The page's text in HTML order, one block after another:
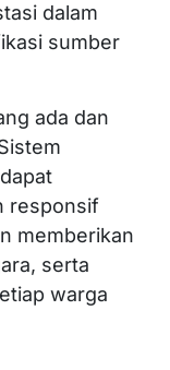
dalam
sumber
ada dan
responsif
memberikan
serta
warga